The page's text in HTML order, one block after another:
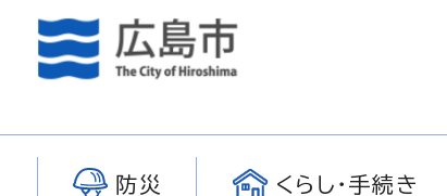
防災 くらし・手続き